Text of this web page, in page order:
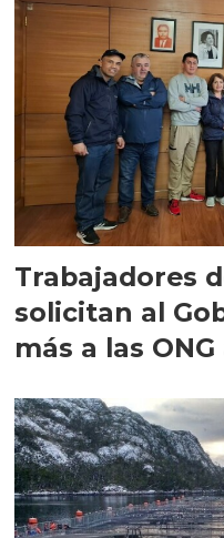
Trabajadores
solicitan al
más a las